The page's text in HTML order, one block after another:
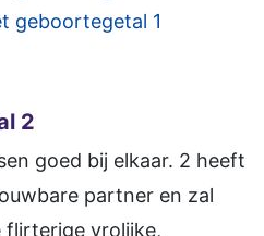
geboortegetal 1
2
goed bij elkaar. 2 heeft
partner en zal
flirterige vrolijke,